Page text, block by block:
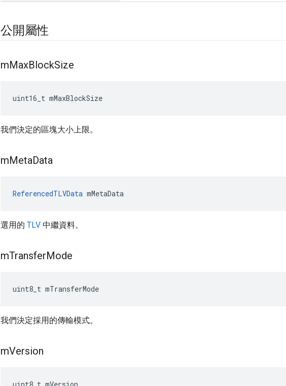
公開屬性
mMaxBlockSize
uint16_t mMaxBlockSize
我們決定的區塊大小上限。
mMetaData
ReferencedTLVData mMetaData
選用的 TLV 中繼資料。
mTransferMode
uint8_t mTransferMode
我們決定採用的傳輸模式。
mVersion